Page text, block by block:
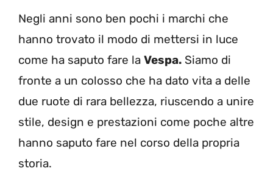
Negli anni sono ben pochi i marchi che
hanno trovato il modo di mettersi in luce
come ha saputo fare la Vespa. Siamo di
fronte a un colosso che ha dato vita a delle
due ruote di rara bellezza, riuscendo a unire
stile, design e prestazioni come poche altre
hanno saputo fare nel corso della propria
storia.